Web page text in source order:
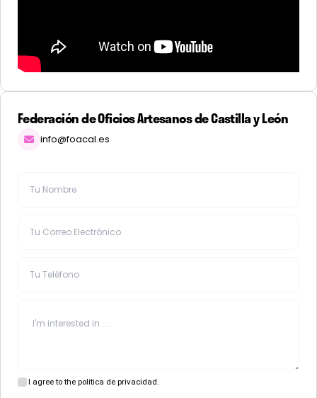
Federación de Oficios Artesanos de Castilla y León
info@foacal.es
I agree to the política de privacidad.